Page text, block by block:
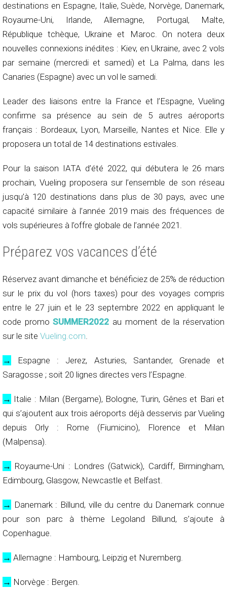
destinations en Espagne, Italie, Suède, Norvège, Danemark,
Royaume-Uni, Irlande, Allemagne, Portugal, Malte,
République tchèque, Ukraine et Maroc. On notera deux
nouvelles connexions inédites : Kiev, en Ukraine, avec 2 vols
par semaine (mercredi et samedi) et La Palma, dans les
Canaries (Espagne) avec un vol le samedi.
Leader des liaisons entre la France et l’Espagne, Vueling
confirme sa présence au sein de 5 autres aéroports
français : Bordeaux, Lyon, Marseille, Nantes et Nice. Elle y
proposera un total de 14 destinations estivales.
Pour la saison IATA d’été 2022, qui débutera le 26 mars
prochain, Vueling proposera sur l’ensemble de son réseau
jusqu’à 120 destinations dans plus de 30 pays, avec une
capacité similaire à l’année 2019 mais des fréquences de
vols supérieures à l’offre globale de l’année 2021.
Préparez vos vacances d’été
Réservez avant dimanche et bénéficiez de 25% de réduction
sur le prix du vol (hors taxes) pour des voyages compris
entre le 27 juin et le 23 septembre 2022 en appliquant le
code promoSUMMER2022 au moment de la réservation
sur le site Vueling.com.
→
Espagne : Jerez, Asturies, Santander, Grenade et
Saragosse ; soit 20 lignes directes vers l’Espagne.
→ Italie : Milan (Bergame), Bologne, Turin, Gênes et Bari et
qui s’ajoutent aux trois aéroports déjà desservis par Vueling
depuis Orly : Rome (Fiumicino), Florence et Milan
(Malpensa).
→ Royaume-Uni : Londres (Gatwick), Cardiff, Birmingham,
Edimbourg, Glasgow, Newcastle et Belfast.
→ Danemark : Billund, ville du centre du Danemark connue
pour son parc à thème Legoland Billund, s’ajoute à
Copenhague.
→ Allemagne : Hambourg, Leipzig et Nuremberg.
→ Norvège : Bergen.